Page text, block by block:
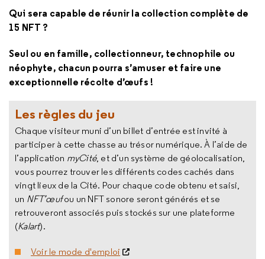
Qui sera capable de réunir la collection complète de
15 NFT ?
Seul ou en famille, collectionneur, technophile ou
néophyte, chacun pourra s’amuser et faire une
exceptionnelle récolte d’œufs !
Les règles du jeu
Chaque visiteur muni d’un billet d’entrée est invité à
participer à cette chasse au trésor numérique. À l’aide de
l’application myCité, et d’un système de géolocalisation,
vous pourrez trouver les différents codes cachés dans
vingt lieux de la Cité. Pour chaque code obtenu et saisi,
un NFT’œufou un NFT sonore seront générés et se
retrouveront associés puis stockés sur une plateforme
(Kalart).
Voir le mode d'emploi